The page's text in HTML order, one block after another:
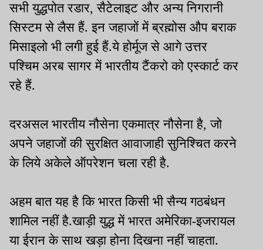
सभी युद्धपोत रडार, सैटेलाइट और अन्य निगरानी
सिस्टम से लैस हैं. इन जहाजों में ब्रह्मोस औप बराक
मिसाइलो भी लगी हुई हैं.ये होर्मूज से आगे उत्तर
पश्चिम अरब सागर में भारतीय टैंकरो को एस्कार्ट कर
रहे हैं.
दरअसल भारतीय नौसेना एकमात्र नौसेना है, जो
अपने जहाजों की सुरक्षित आवाजाही सुनिश्चित करने
के लिये अकेले ऑपरेशन चला रही है.
अहम बात यह है कि भारत किसी भी सैन्य गठबंधन
शामिल नहीं है.खाड़ी युद्ध में भारत अमेरिका-इजरायल
या ईरान के साथ खड़ा होना दिखना नहीं चाहता.